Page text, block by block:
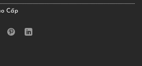
Cấp